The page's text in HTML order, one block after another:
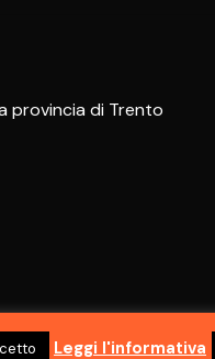
provincia di Trento
Leggi l'informativa